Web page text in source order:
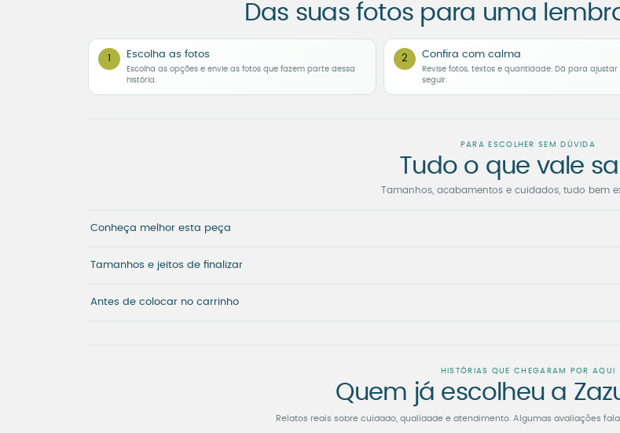
Das suas fotos para uma
1 Escolha as fotos
Escolha as opções e envie as fotos que fazem parte dessa
história.
2 Confira com calma
Revise fotos, textos e quantidade. Dá para ajustar
seguir.
PARA ESCOLHER SEM DÚVIDA
Tudo o que vale
Tamanhos, acabamentos e cuidados, tudo bem
Conheça melhor esta peça
Tamanhos e jeitos de finalizar
Antes de colocar no carrinho
HISTÓRIAS QUE CHEGARAM POR AQUI
Quem já escolheu a
Relatos reais sobre cuidado, qualidade e atendimento. Algumas avaliações